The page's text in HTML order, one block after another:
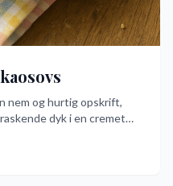
nem og hurtig opskrift,
dyk i en cremet
at imponere med